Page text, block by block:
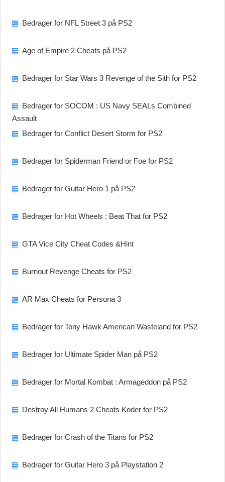
Bedrager for NFL Street 3 på PS2
Age of Empire 2 Cheats på PS2
Bedrager for Star Wars 3 Revenge of the Sith for PS2
Bedrager for SOCOM : US Navy SEALs Combined
Assault
Bedrager for Conflict Desert Storm for PS2
Bedrager for Spiderman Friend or Foe for PS2
Bedrager for Guitar Hero 1 på PS2
Bedrager for Hot Wheels : Beat That for PS2
GTA Vice City Cheat Codes &Hint
Burnout Revenge Cheats for PS2
AR Max Cheats for Persona 3
Bedrager for Tony Hawk American Wasteland for PS2
Bedrager for Ultimate Spider Man på PS2
Bedrager for Mortal Kombat : Armageddon på PS2
Destroy All Humans 2 Cheats Koder for PS2
Bedrager for Crash of the Titans for PS2
Bedrager for Guitar Hero 3 på Playstation 2